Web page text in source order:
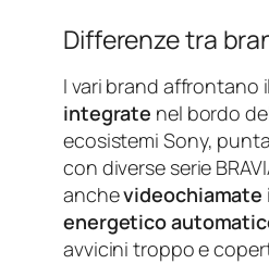
Differenze tra
I vari brand affrontano
integrate nel bordo
ecosistemi Sony,
con diverse serie
anchevideochiamate
energetico
avvicini troppo e